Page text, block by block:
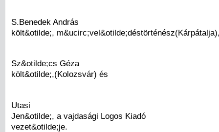
S.Benedek András
költ&otilde;,
Sz&otilde;cs Géza
költ&otilde;,(Kolozsvár) és
Utasi
Jen&otilde;, a vajdasági Logos Kiadó
vezet&otilde;je.